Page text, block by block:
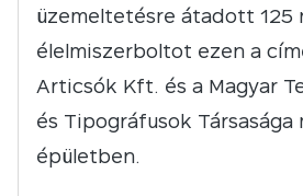
üzemeltetésre átadott 125
élelmiszerboltot ezen a
Articsók Kft. és a Magyar
és Tipográfusok Társasága
épületben.